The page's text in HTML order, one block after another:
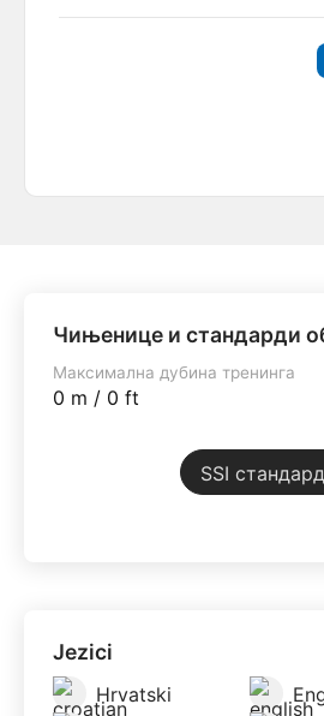
Чињенице и стандарди
Максимална дубина тренинга
0 m / 0 ft
SSI
Jezici
Hrvatski